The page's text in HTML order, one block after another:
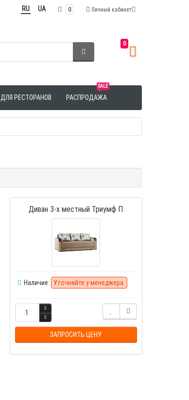
Личный кабинет
0
RU UA
0
ДЛЯ РЕСТОРАНОВ
SALE
РАСПРОДАЖА
Диван 3-х местный Триумф П
Наличие: Уточняйте у менеджера.
ЗАПРОСИТЬ ЦЕНУ